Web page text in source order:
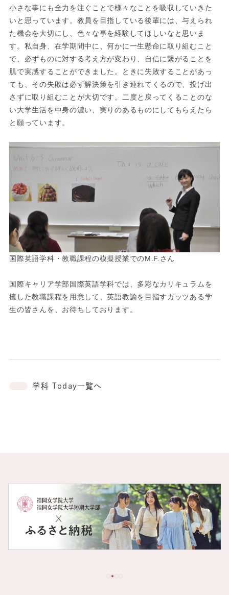
小さな事にも全力を注ぐことで様々なことを吸収していきた
いと思っています。教員を目指している後輩には、与えられ
た機会を大切にし、色々な事を経験してほしいなと思いま
す。私自身、在学期間中に、何かに一生懸命に取り組むこと
で、必ずものに対する考え方が変わり、自信に繋がることを
肌で実感することができました。ときに失敗することがあっ
ても、その失敗は必ず解決策を引き連れてくるので、投げ出
さずに取り組むことが大切です。二度と戻ってくることのな
い大学生活を中身の濃い、実りのあるものにしてもらえたら
と願っています。
国際英語学科・教職課程の模擬授業でのM.F.さん
国際キャリア学部国際英語学科では、多彩なカリキュラムを
擁した教職課程を用意して、英語教諭を目指すガッツある学
生の皆さんを、お待ちしております。
学科 Today一覧へ